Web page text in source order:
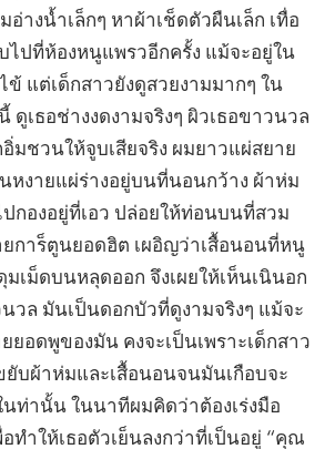
อ่างน้ำเล็กๆ หาผ้าเช็ดตัวผืนเล็ก เทื่อ
ไปที่ห้องหนูแพรวอีกครั้ง แม้จะอยู่ใน
แต่เด็กสาวยังดูสวยงามมากๆ ใน
ดูเธอช่างงดงามจริงๆ ผิวเธอขาวนวล
มชวนให้จูบเสียจริง ผมยาวแผ่สยาย
หงายแผ่ร่างอยู่บนที่นอนกว้าง ผ้าห่ม
กองอยู่ที่เอว ปล่อยให้ท่อนบนที่สวม
การ็ตูนยอดฮิต เผอิญว่าเสื้อนอนที่หนู
เม็ดบนหลุดออก จึงเผยให้เห็นเนินอก
วล มันเป็นดอกบัวที่ดูงามจริงๆ แม้จะ
ยอดพูของมัน คงจะเป็นเพราะเด็กสาว
ยับผ้าห่มและเสื้อนอนจนมันเกือบจะ
ท่านั้น ในนาทีผมคิดว่าต้องเร่งมือ
ทำให้เธอตัวเย็นลงกว่าที่เป็นอยู่ “คุณ